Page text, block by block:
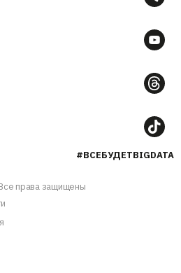
#ВСЕБУДЕТBIGDATA
права защищены